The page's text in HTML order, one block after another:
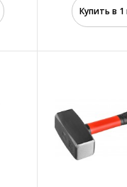
Купить в 1